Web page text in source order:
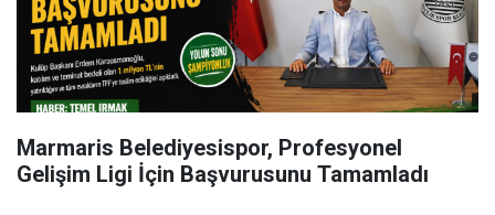
Marmaris Belediyesispor, Profesyonel
Gelişim Ligi İçin Başvurusunu Tamamladı